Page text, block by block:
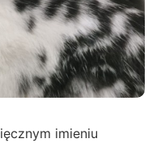
imieniu